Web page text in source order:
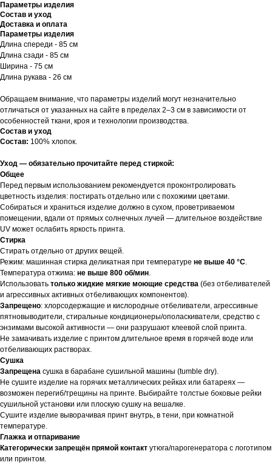
Параметры изделия
Состав и уход
Доставка и оплата
Параметры изделия
Длина спереди - 85 см
Длина сзади - 85 см
Ширина - 75 см
Длина рукава - 26 см
Обращаем внимание, что параметры изделий могут незначительно
отличаться от указанных на сайте в пределах 2–3 см в зависимости от
особенностей ткани, кроя и технологии производства.
Состав и уход
Состав: 100% хлопок.
Уход — обязательно прочитайте перед стиркой:
Общее
Перед первым использованием рекомендуется проконтролировать
цветность изделия: постирать отдельно или с похожими цветами.
Собираться и храниться изделие должно в сухом, проветриваемом
помещении, вдали от прямых солнечных лучей — длительное воздействие
UV может ослабить яркость принта.
Стирка
Стирать отдельно от других вещей.
Режим: машинная стирка деликатная при температуре не выше 40 °C.
Температура отжима: не выше 800 об/мин.
Использовать только жидкие мягкие моющие средства (без отбеливателей
и агрессивных активных отбеливающих компонентов).
Запрещено: хлорсодержащие и кислородные отбеливатели, агрессивные
пятновыводители, стиральные кондиционеры/ополаскиватели, средство с
энзимами высокой активности — они разрушают клеевой слой принта.
Не замачивать изделие с принтом длительное время в горячей воде или
отбеливающих растворах.
Сушка
Запрещена сушка в барабане сушильной машины (tumble dry).
Не сушите изделие на горячих металлических рейках или батареях —
возможен перегиб/трещины на принте. Выбирайте толстые боковые рейки
сушильной установки или плоскую сушку на вешалке.
Сушите изделие выворачивая принт внутрь, в тени, при комнатной
температуре.
Глажка и отпаривание
Категорически запрещён прямой контакт утюга/парогенератора с логотипом
или принтом.